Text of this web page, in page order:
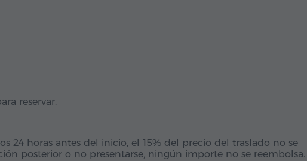
reservar.
24 horas antes del inicio, el 15% del precio del traslado no se
posterior o no presentarse, ningún importe no se reembolsa.